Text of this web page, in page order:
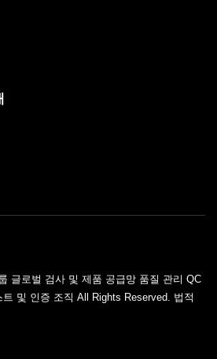
글로벌 검사 및 제품 공급망 품질 관리 QC
및 인증 조직 All Rights Reserved. 법적